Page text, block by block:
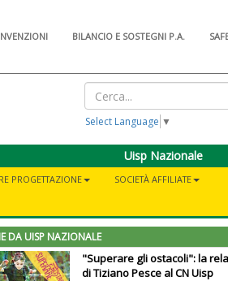
BILANCIO E SOSTEGNI P.A.
Select Language ▼
Uisp Nazionale
PROGETTAZIONE
SOCIETÀ AFFILIATE
DA UISP NAZIONALE
"Superare gli ostacoli": la
di Tiziano Pesce al CN Uisp